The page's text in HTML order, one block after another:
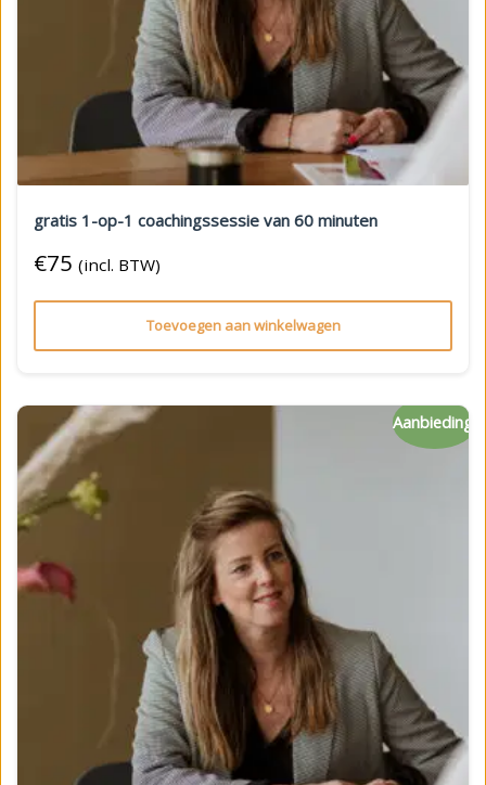
gratis 1-op-1 coachingssessie van 60 minuten
€75 (incl. BTW)
Toevoegen aan winkelwagen
Aanbieding!